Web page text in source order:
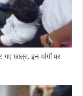
छात्र, इन मांगों पर